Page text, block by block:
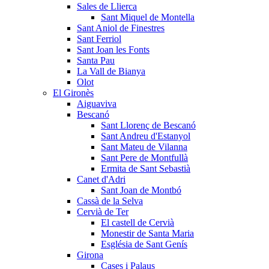
Sales de Llierca
Sant Miquel de Montella
Sant Aniol de Finestres
Sant Ferriol
Sant Joan les Fonts
Santa Pau
La Vall de Bianya
Olot
El Gironès
Aiguaviva
Bescanó
Sant Llorenç de Bescanó
Sant Andreu d'Estanyol
Sant Mateu de Vilanna
Sant Pere de Montfullà
Ermita de Sant Sebastià
Canet d'Adri
Sant Joan de Montbó
Cassà de la Selva
Cervià de Ter
El castell de Cervià
Monestir de Santa Maria
Església de Sant Genís
Girona
Cases i Palaus